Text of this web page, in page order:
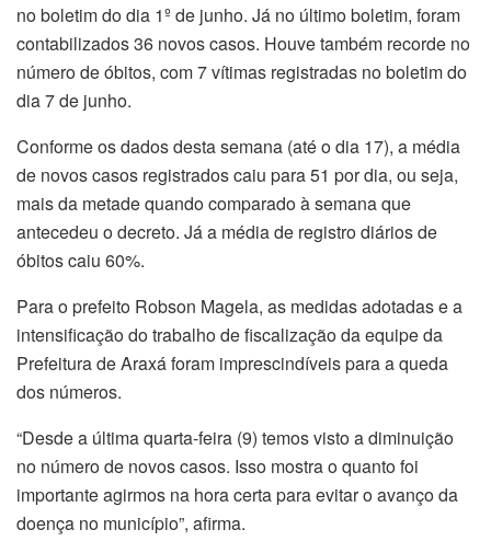
no boletim do dia 1º de junho. Já no último boletim, foram
contabilizados 36 novos casos. Houve também recorde no
número de óbitos, com 7 vítimas registradas no boletim do
dia 7 de junho.
Conforme os dados desta semana (até o dia 17), a média
de novos casos registrados caiu para 51 por dia, ou seja,
mais da metade quando comparado à semana que
antecedeu o decreto. Já a média de registro diários de
óbitos caiu 60%.
Para o prefeito Robson Magela, as medidas adotadas e a
intensificação do trabalho de fiscalização da equipe da
Prefeitura de Araxá foram imprescindíveis para a queda
dos números.
“Desde a última quarta-feira (9) temos visto a diminuição
no número de novos casos. Isso mostra o quanto foi
importante agirmos na hora certa para evitar o avanço da
doença no município”, afirma.